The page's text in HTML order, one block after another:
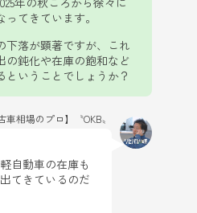
てきています。
下落が顕著ですが、これ
の鈍化や在庫の飽和など
ということでしょうか？
車相場のプロ】〝OKB〟
自動車の在庫も
てきているのだ